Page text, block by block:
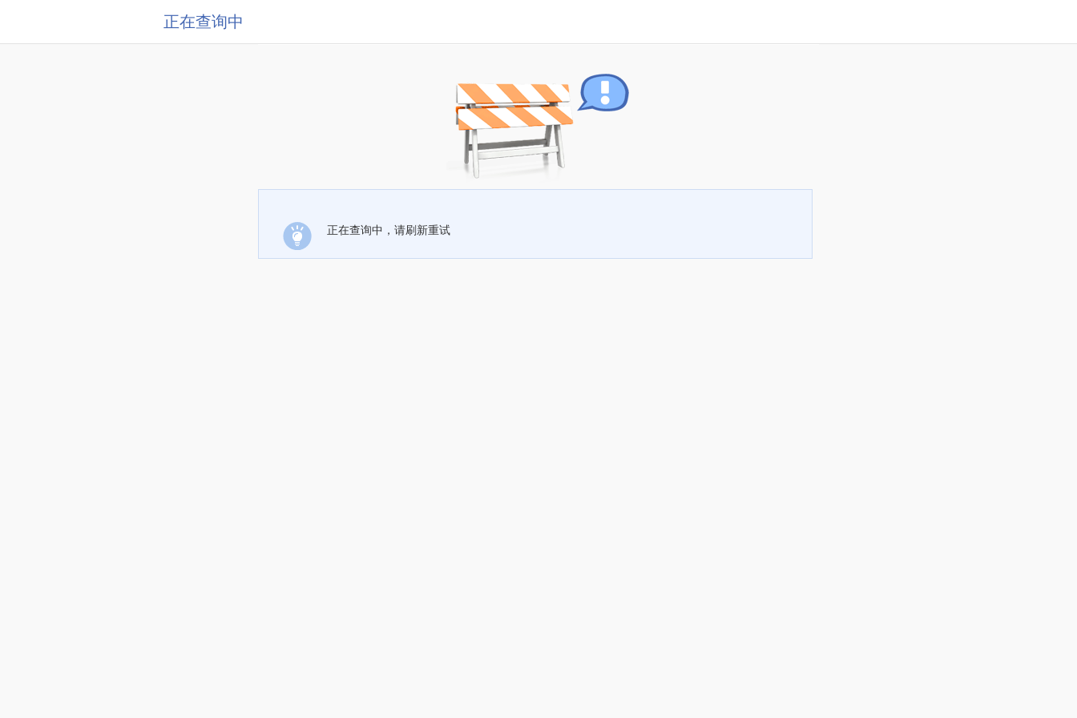
正在查询中
正在查询中，请刷新重试